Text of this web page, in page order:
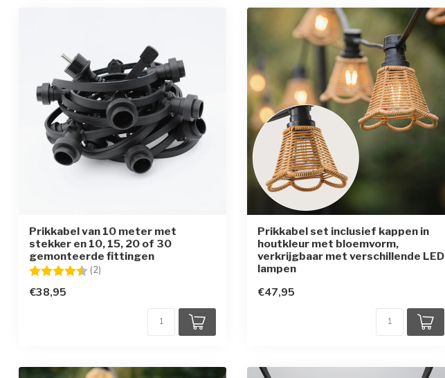
Prikkabel van 10 meter met
stekker en 10, 15, 20 of 30
gemonteerde fittingen
Beoordeling: (2)
€38,95
Prikkabel set inclusief kappen in
houtkleur met bloemvorm,
verkrijgbaar met verschillende LED
lampen
€47,95